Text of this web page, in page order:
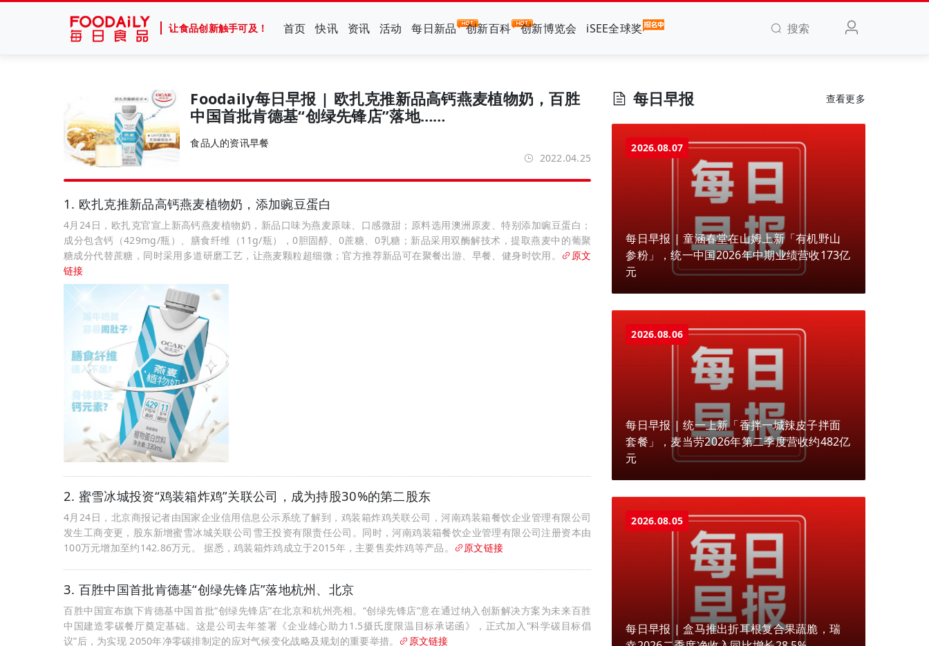
让食品创新触手可及！ 首页 快讯 资讯 活动 每日新品 创新百科 创新博览会 iSEE全球奖 搜索
Foodaily每日早报 | 欧扎克推新品高钙燕麦植物奶，百胜
中国首批肯德基“创绿先锋店”落地……
食品人的资讯早餐
2022.04.25
1. 欧扎克推新品高钙燕麦植物奶，添加豌豆蛋白
4月24日，欧扎克官宣上新高钙燕麦植物奶，新品口味为燕麦原味、口感微甜；原料选用澳洲原麦、特别添加豌豆蛋白；
成分包含钙（429mg/瓶）、膳食纤维（11g/瓶），0胆固醇、0蔗糖、0乳糖；新品采用双酶解技术，提取燕麦中的葡聚
糖成分代替蔗糖，同时采用多道研磨工艺，让燕麦颗粒超细微；官方推荐新品可在聚餐出游、早餐、健身时饮用。
原文
链接
2. 蜜雪冰城投资“鸡装箱炸鸡”关联公司，成为持股30%的第二股东
4月24日，北京商报记者由国家企业信用信息公示系统了解到，鸡装箱炸鸡关联公司，河南鸡装箱餐饮企业管理有限公司
发生工商变更，股东新增蜜雪冰城关联公司雪王投资有限责任公司。同时，河南鸡装箱餐饮企业管理有限公司注册资本由
100万元增加至约142.86万元。 据悉，鸡装箱炸鸡成立于2015年，主要售卖炸鸡等产品。
原文链接
3. 百胜中国首批肯德基“创绿先锋店”落地杭州、北京
百胜中国宣布旗下肯德基中国首批“创绿先锋店”在北京和杭州亮相。“创绿先锋店”意在通过纳入创新解决方案为未来百胜
中国建造零碳餐厅奠定基础。这是公司去年签署《企业雄心助力1.5摄氏度限温目标承诺函》，正式加入“科学碳目标倡
议”后，为实现 2050年净零碳排制定的应对气候变化战略及规划的重要举措。
原文链接
每日早报 查看更多
2026.08.07
每日早报 | 童涵春堂在山姆上新「有机野山
参粉」，统一中国2026年中期业绩营收173亿
元
2026.08.06
每日早报 | 统一上新「香拌一城辣皮子拌面
套餐」，麦当劳2026年第二季度营收约482亿
元
2026.08.05
每日早报 | 盒马推出折耳根复合果蔬脆，瑞